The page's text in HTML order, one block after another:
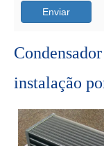
Enviar
instalação